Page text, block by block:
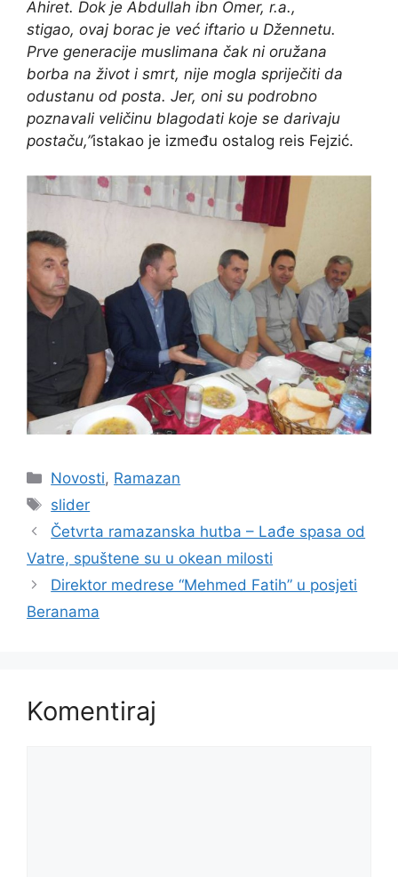
Ahiret. Dok je Abdullah ibn Omer, r.a.,
stigao, ovaj borac je već iftario u Džennetu.
Prve generacije muslimana čak ni oružana
borba na život i smrt, nije mogla spriječiti da
odustanu od posta. Jer, oni su podrobno
poznavali veličinu blagodati koje se darivaju
postaču,”istakao je između ostalog reis Fejzić.
Kategorije
Novosti, Ramazan
Oznake
slider
Četvrta ramazanska hutba – Lađe spasa od
Vatre, spuštene su u okean milosti
Direktor medrese “Mehmed Fatih” u posjeti
Beranama
Komentiraj